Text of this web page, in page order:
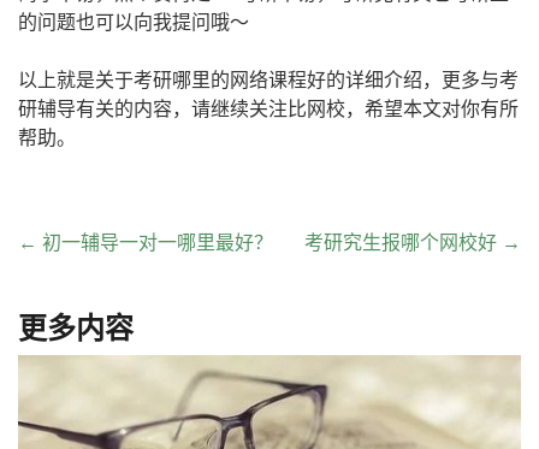
的问题也可以向我提问哦～
以上就是关于考研哪里的网络课程好的详细介绍，更多与考
研辅导有关的内容，请继续关注比网校，希望本文对你有所
帮助。
← 初一辅导一对一哪里最好？ 考研究生报哪个网校好 →
更多内容